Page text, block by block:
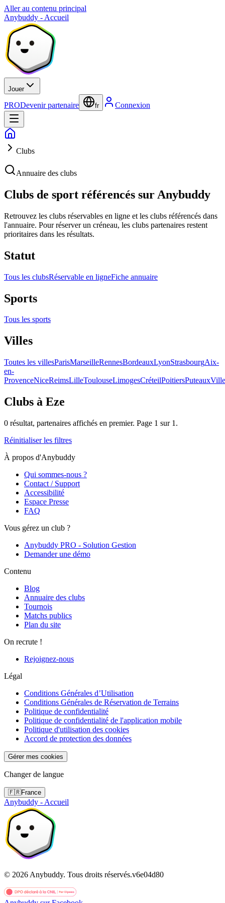
Aller au contenu principal
Anybuddy - Accueil
Jouer
PRODevenir partenaire fr Connexion
Clubs
Annuaire des clubs
Clubs de sport référencés sur Anybuddy
Retrouvez les clubs réservables en ligne et les clubs référencés dans
l'annuaire. Pour réserver un créneau, les clubs partenaires restent
prioritaires dans les résultats.
Statut
Tous les clubsRéservable en ligneFiche annuaire
Sports
Tous les sports
Villes
Toutes les villesParisMarseilleRennesBordeauxLyonStrasbourgAix-
en-
ProvenceNiceReimsLilleToulouseLimogesCréteilPoitiersPuteaux
Clubs à Eze
0 résultat, partenaires affichés en premier. Page 1 sur 1 .
Réinitialiser les filtres
À propos d'Anybuddy
Qui sommes-nous ?
Contact / Support
Accessibilité
Espace Presse
FAQ
Vous gérez un club ?
Anybuddy PRO - Solution Gestion
Demander une démo
Contenu
Blog
Annuaire des clubs
Tournois
Matchs publics
Plan du site
On recrute !
Rejoignez-nous
Légal
Conditions Générales d’Utilisation
Conditions Générales de Réservation de Terrains
Politique de confidentialité
Politique de confidentialité de l'application mobile
Politique d'utilisation des cookies
Accord de protection des données
Gérer mes cookies
Changer de langue
🇫🇷France
Anybuddy - Accueil
© 2026 Anybuddy. Tous droits réservés.v6e04d80